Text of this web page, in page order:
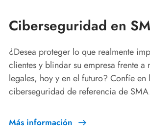
Ciberseguridad en
¿Desea proteger lo que realmente
clientes y blindar su empresa frente a
legales, hoy y en el futuro? Confíe en
ciberseguridad de referencia de
Más información